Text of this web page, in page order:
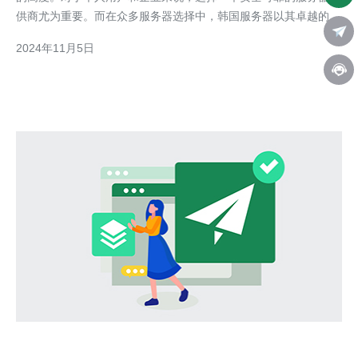
供商尤为重要。而在众多服务器选择中，韩国服务器以其卓越的安
全性能而脱颖而出，成为了许多人的首选。 1. 网络安全意识与法
律支持 作为一个高度发达的国家，韩国高度重视网络安全。韩国
2024年11月5日